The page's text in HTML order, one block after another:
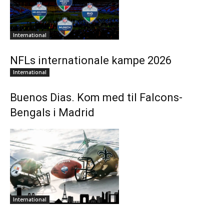
International
NFLs internationale kampe 2026
International
Buenos Dias. Kom med til Falcons-
Bengals i Madrid
International